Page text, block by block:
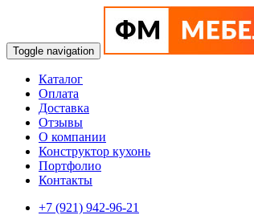
Toggle navigation
Каталог
Оплата
Доставка
Отзывы
О компании
Конструктор кухонь
Портфолио
Контакты
+7 (921) 942-96-21